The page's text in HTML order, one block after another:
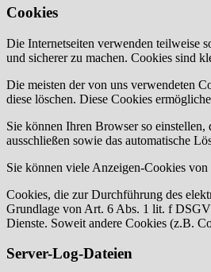
Cookies
Die Internetseiten verwenden teilweise
und sicherer zu machen. Cookies sind
Die meisten der von uns verwendeten
diese löschen. Diese Cookies
Sie können Ihren Browser so
ausschließen sowie das automatische
Sie können viele Anzeigen-Cookies
Cookies, die zur Durchführung des
Grundlage von Art. 6 Abs. 1 lit. f
Dienste. Soweit andere Cookies (z.B.
Server-Log-Dateien